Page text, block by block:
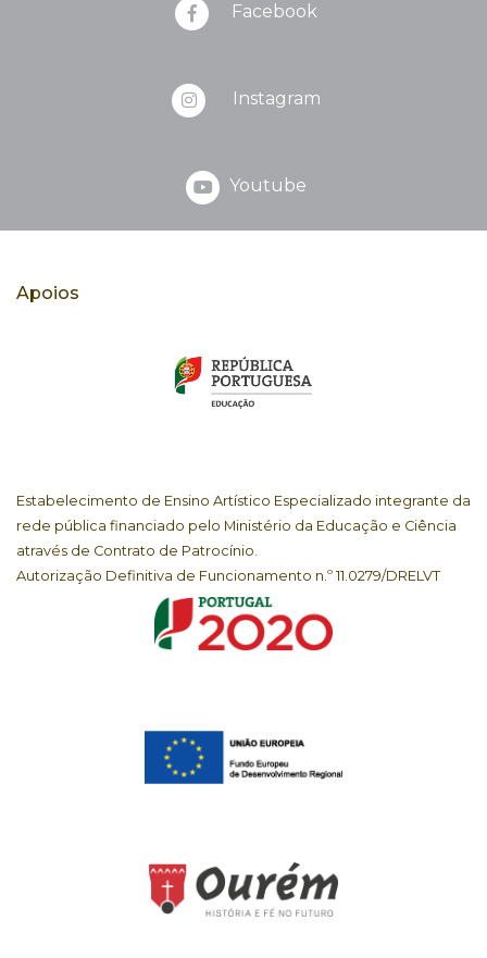
Facebook
Instagram
Youtube
Apoios
Estabelecimento de Ensino Artístico Especializado integrante da
rede pública financiado pelo Ministério da Educação e Ciência
através de Contrato de Patrocínio.
Autorização Definitiva de Funcionamento n.º 11.0279/DRELVT